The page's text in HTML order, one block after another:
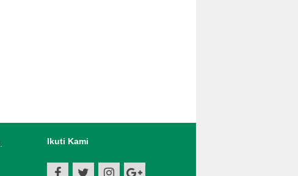
Ikuti Kami